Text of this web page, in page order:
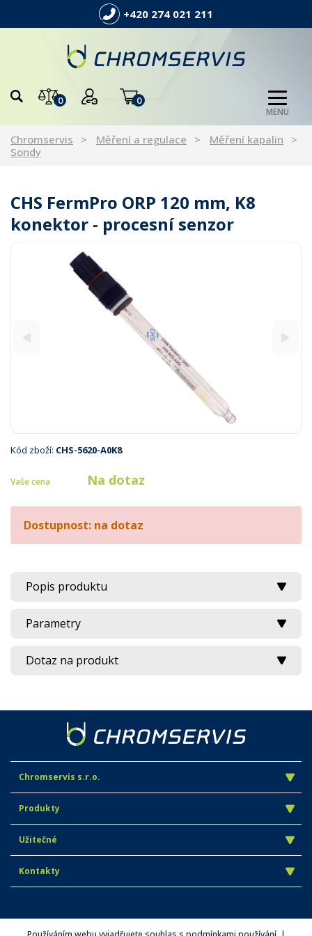
+420 274 021 211
0 0
MENU
Chromservis Měření a regulace
Měření kapalin
Sondy
CHS FermPro ORP 120 mm, K8
konektor - procesní senzor
Kód zboží: CHS-5620-A0K8
Vaše cena Na dotaz
Dostupnost: na dotaz
Popis produktu
Parametry
Dotaz na produkt
Chromservis s.r.o.
Produkty
Užitečné
Kontakty